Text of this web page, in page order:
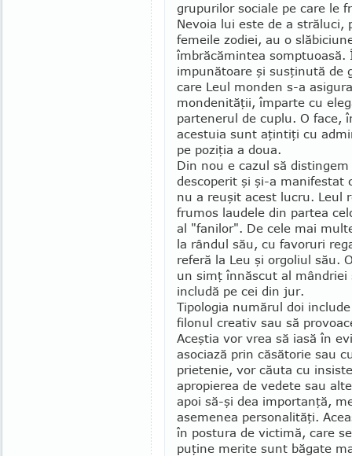
grupurilor sociale pe care le
Nevoia lui este de a străluci,
femeile zodiei, au o
îmbrăcămintea
impunătoare şi susţinută de
care Leul mon­den s-a
mon­denităţii, împarte cu
partenerul de cuplu. O face,
acestuia sunt aţintiţi cu
pe poziţia a doua.
Din nou e cazul să
desco­pe­rit şi şi-a manifestat
nu a reuşit acest lucru. Leul
fru­mos laudele din partea
al "fanilor". De cele mai
la rândul său, cu favoruri
referă la Leu şi orgoliul său.
un simţ înnăscut al
includă pe cei din jur.
Tipologia numărul doi
filonul creativ sau să
Aceştia vor vrea să iasă în
asociază prin căsătorie sau
prietenie, vor căuta cu
apropierea de ve­de­te sau
apoi să-şi dea importanţă,
asemenea personalităţi.
în postura de vic­timă, care
puţine merite sunt băgate